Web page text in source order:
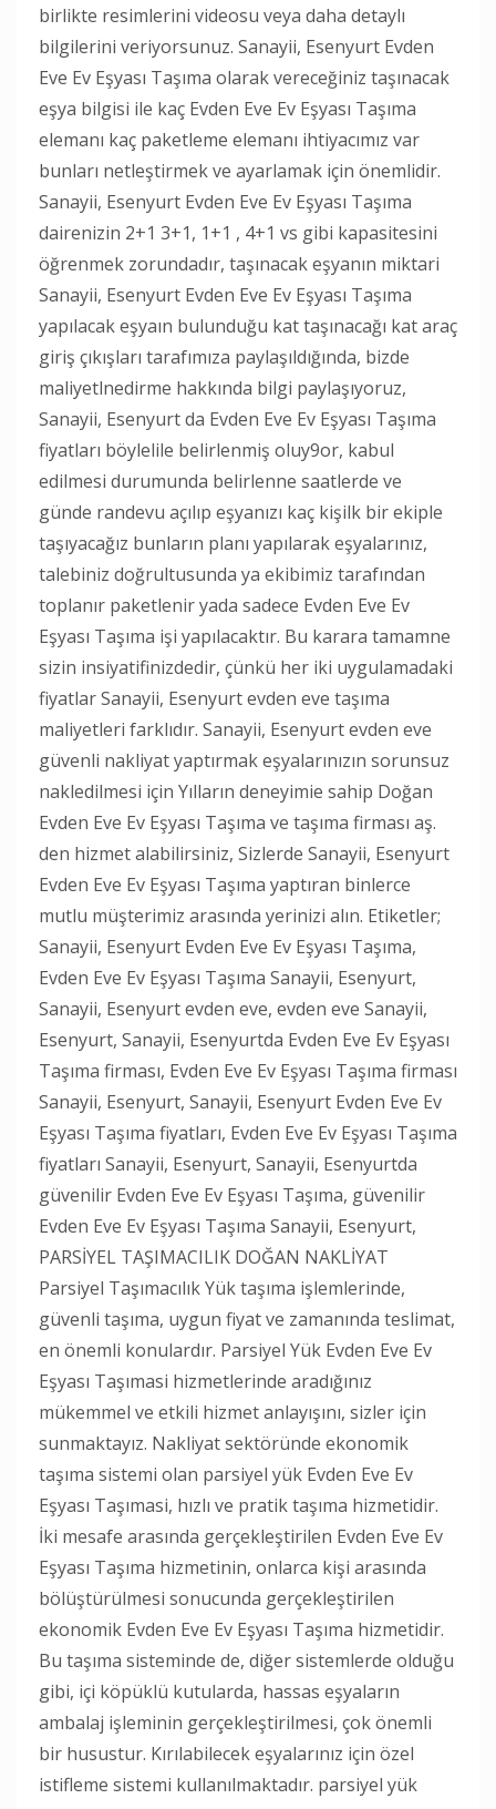
birlikte resimlerini videosu veya daha detaylı
bilgilerini veriyorsunuz. Sanayii, Esenyurt Evden
Eve Ev Eşyası Taşıma olarak vereceğiniz taşınacak
eşya bilgisi ile kaç Evden Eve Ev Eşyası Taşıma
elemanı kaç paketleme elemanı ihtiyacımız var
bunları netleştirmek ve ayarlamak için önemlidir.
Sanayii, Esenyurt Evden Eve Ev Eşyası Taşıma
dairenizin 2+1 3+1, 1+1 , 4+1 vs gibi kapasitesini
öğrenmek zorundadır, taşınacak eşyanın miktari
Sanayii, Esenyurt Evden Eve Ev Eşyası Taşıma
yapılacak eşyaın bulunduğu kat taşınacağı kat araç
giriş çıkışları tarafımıza paylaşıldığında, bizde
maliyetlnedirme hakkında bilgi paylaşıyoruz,
Sanayii, Esenyurt da Evden Eve Ev Eşyası Taşıma
fiyatları böylelile belirlenmiş oluy9or, kabul
edilmesi durumunda belirlenne saatlerde ve
günde randevu açılıp eşyanızı kaç kişilk bir ekiple
taşıyacağız bunların planı yapılarak eşyalarınız,
talebiniz doğrultusunda ya ekibimiz tarafından
toplanır paketlenir yada sadece Evden Eve Ev
Eşyası Taşıma işi yapılacaktır. Bu karara tamamne
sizin insiyatifinizdedir, çünkü her iki uygulamadaki
fiyatlar Sanayii, Esenyurt evden eve taşıma
maliyetleri farklıdır. Sanayii, Esenyurt evden eve
güvenli nakliyat yaptırmak eşyalarınızın sorunsuz
nakledilmesi için Yılların deneyimie sahip Doğan
Evden Eve Ev Eşyası Taşıma ve taşıma firması aş.
den hizmet alabilirsiniz, Sizlerde Sanayii, Esenyurt
Evden Eve Ev Eşyası Taşıma yaptıran binlerce
mutlu müşterimiz arasında yerinizi alın. Etiketler;
Sanayii, Esenyurt Evden Eve Ev Eşyası Taşıma,
Evden Eve Ev Eşyası Taşıma Sanayii, Esenyurt,
Sanayii, Esenyurt evden eve, evden eve Sanayii,
Esenyurt, Sanayii, Esenyurtda Evden Eve Ev Eşyası
Taşıma firması, Evden Eve Ev Eşyası Taşıma firması
Sanayii, Esenyurt, Sanayii, Esenyurt Evden Eve Ev
Eşyası Taşıma fiyatları, Evden Eve Ev Eşyası Taşıma
fiyatları Sanayii, Esenyurt, Sanayii, Esenyurtda
güvenilir Evden Eve Ev Eşyası Taşıma, güvenilir
Evden Eve Ev Eşyası Taşıma Sanayii, Esenyurt,
PARSİYEL TAŞIMACILIK DOĞAN NAKLİYAT
Parsiyel Taşımacılık Yük taşıma işlemlerinde,
güvenli taşıma, uygun fiyat ve zamanında teslimat,
en önemli konulardır. Parsiyel Yük Evden Eve Ev
Eşyası Taşımasi hizmetlerinde aradığınız
mükemmel ve etkili hizmet anlayışını, sizler için
sunmaktayız. Nakliyat sektöründe ekonomik
taşıma sistemi olan parsiyel yük Evden Eve Ev
Eşyası Taşımasi, hızlı ve pratik taşıma hizmetidir.
İki mesafe arasında gerçekleştirilen Evden Eve Ev
Eşyası Taşıma hizmetinin, onlarca kişi arasında
bölüştürülmesi sonucunda gerçekleştirilen
ekonomik Evden Eve Ev Eşyası Taşıma hizmetidir.
Bu taşıma sisteminde de, diğer sistemlerde olduğu
gibi, içi köpüklü kutularda, hassas eşyaların
ambalaj işleminin gerçekleştirilmesi, çok önemli
bir husustur. Kırılabilecek eşyalarınız için özel
istifleme sistemi kullanılmaktadır. parsiyel yük